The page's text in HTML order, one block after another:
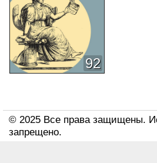
92
© 2025 Все права защищены.
запрещено.